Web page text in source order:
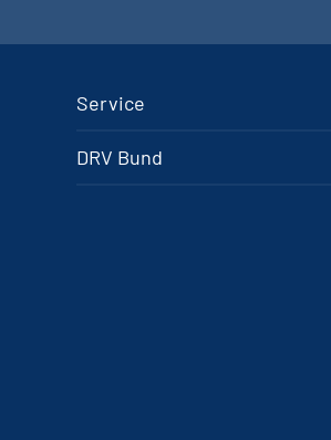
Service
DRV Bund